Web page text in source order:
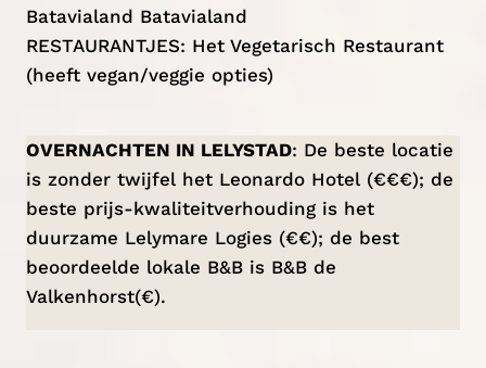
Batavialand Batavialand
RESTAURANTJES: Het Vegetarisch Restaurant
(heeft vegan/veggie opties)
OVERNACHTEN IN LELYSTAD: De beste locatie
is zonder twijfel het Leonardo Hotel (€€€); de
beste prijs-kwaliteitverhouding is het
duurzame Lelymare Logies(€€); de best
beoordeelde lokale B&B is B&B de
Valkenhorst(€).